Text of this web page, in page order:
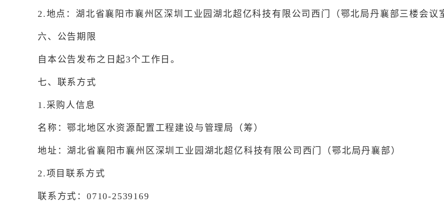
2.地点：湖北省襄阳市襄州区深圳工业园湖北超亿科技有限公司西门（鄂北局丹襄部三楼会议
六、公告期限
自本公告发布之日起3个工作日。
七、联系方式
1.采购人信息
名称：鄂北地区水资源配置工程建设与管理局（筹）
地址：湖北省襄阳市襄州区深圳工业园湖北超亿科技有限公司西门（鄂北局丹襄部）
2.项目联系方式
联系方式：0710-2539169